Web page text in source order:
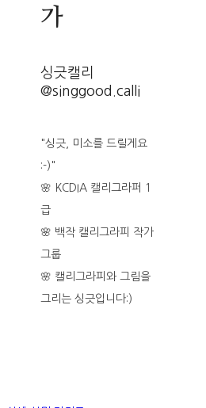
가
싱긋캘리
@singgood.calli
"싱긋, 미소를 드릴게요
:-)"
🌸 KCDIA 캘리그라퍼 1
급
🌸 백작 캘리그라피 작가
그룹
🌸 캘리그라피와 그림을
그리는 싱긋입니다:)